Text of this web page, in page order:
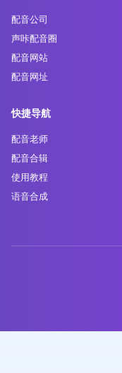
配音公司
声咔配音圈
配音网站
配音网址
快捷导航
配音老师
配音合辑
使用教程
语音合成